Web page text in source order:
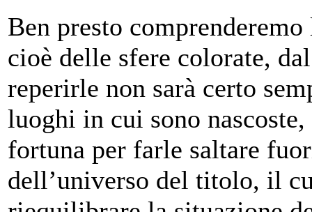
Ben presto
cioè delle sfere colorate,
reperirle non sarà certo
luoghi in cui sono
fortuna per farle saltare
dell’universo del titolo, il